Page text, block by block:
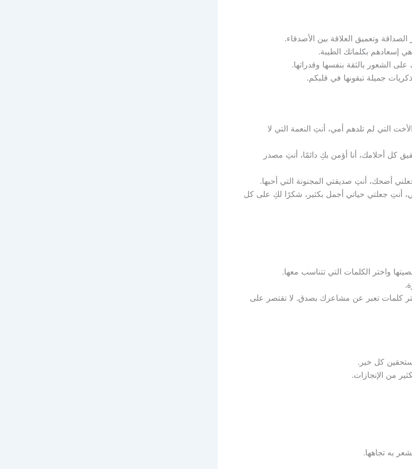
وتعميق العلاقة بين الأصدقاء.
إسعادهم بكلماتك الطيبة.
الشعور بالثقة بنفسها وقدراتها.
جميلة تبقونها في قلبكم.
التي لم تلدهم أمي، أنتِ النعمة التي لا
كل أحلامك، أنا أؤمن بكِ دائمًا، أنتِ مصدر
أضحك، أنتِ صديقتي المجنونة التي أحبها.
أنتِ جعلتي حياتي أجمل بكثير، شكرًا لكِ على كل
واختر الكلمات التي تتناسب معها.
كلمات تعبر عن مشاعرك بصدق. لا تقتصر على
كل خير.
من الإنجازات.
به تجاهها.